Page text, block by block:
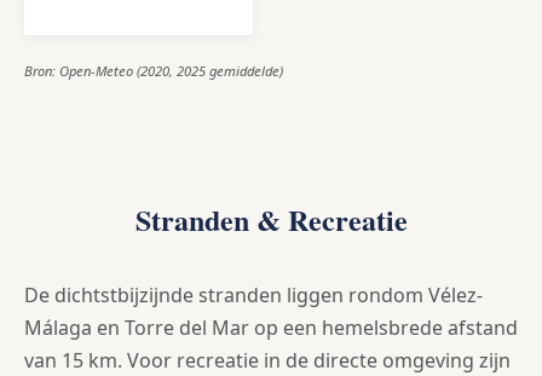
Bron: Open-Meteo (2020, 2025 gemiddelde)
Stranden & Recreatie
De dichtstbijzijnde stranden liggen rondom Vélez-
Málaga en Torre del Mar op een hemelsbrede afstand
van 15 km. Voor recreatie in de directe omgeving zijn